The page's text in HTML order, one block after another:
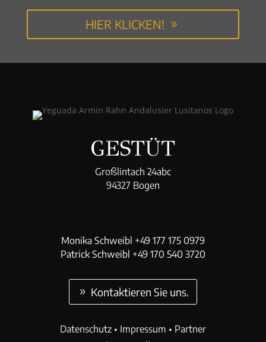
HIER KLICKEN!
GESTÜT
Großlintach 24abc
94327 Bogen
Monika Schweibl +49 177 175 0979
Patrick Schweibl +49 170 540 3720
Kontaktieren Sie uns.
Datenschutz• Impressum • Partner